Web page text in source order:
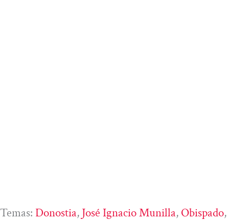
Temas: Donostia, José Ignacio Munilla, Obispado